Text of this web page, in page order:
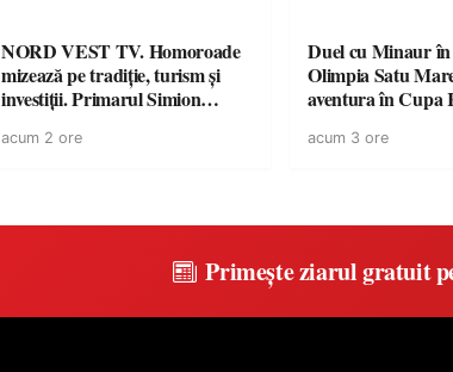
NORD VEST TV. Homoroade
mizează pe tradiție, turism și
investiții. Primarul Simion
brand al Codrului”
acum 2 ore
Duel cu Minaur
Olimpia Satu
aventura în Cupa
acum 3 ore
Primește ziarul gratuit